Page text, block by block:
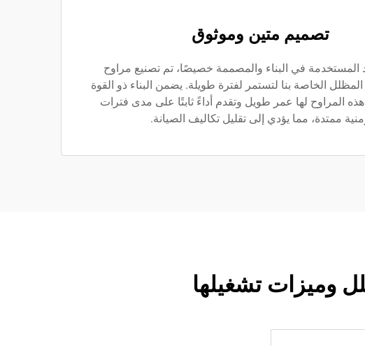
تصميم متين وموثوق
المستخدمة في البناء والمصممة خصيصًا، تم تصنيع مراوح
الخاصة بنا لتستمر لفترة طويلة. يضمن البناء ذو القوة
المراوح لها عمر طويل وتقدم أداءً ثابتًا على مدى فترات
ممتدة، مما يؤدي إلى تقليل تكاليف الصيانة.
وميزات تشغيلها